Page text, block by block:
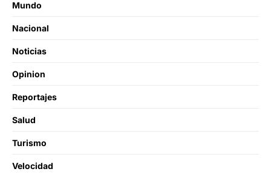
Mundo
Nacional
Noticias
Opinion
Reportajes
Salud
Turismo
Velocidad